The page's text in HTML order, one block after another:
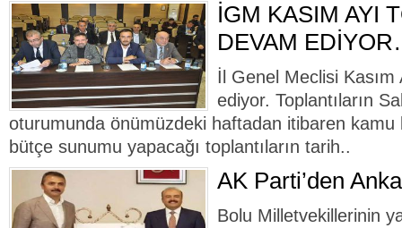
İGM KASIM AYI
DEVAM
İl Genel Meclisi Kasım
ediyor. Toplantıların
oturumunda önümüzdeki haftadan itibaren kamu
bütçe sunumu yapacağı toplantıların tarih..
AK Parti’den
Bolu Milletvekillerinin